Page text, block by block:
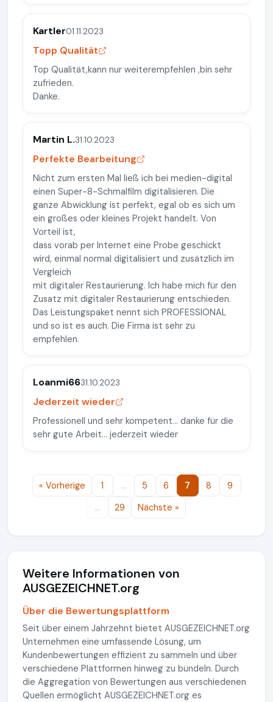
Kartler01.11.2023
Topp Qualität
Top Qualität,kann nur weiterempfehlen ,bin sehr
zufrieden.
Danke.
Martin L.31.10.2023
Perfekte Bearbeitung
Nicht zum ersten Mal ließ ich bei medien-digital
einen Super-8-Schmalfilm digitalisieren. Die
ganze Abwicklung ist perfekt, egal ob es sich um
ein großes oder kleines Projekt handelt. Von
Vorteil ist,
dass vorab per Internet eine Probe geschickt
wird, einmal normal digitalisiert und zusätzlich im
Vergleich
mit digitaler Restaurierung. Ich habe mich für den
Zusatz mit digitaler Restaurierung entschieden.
Das Leistungspaket nennt sich PROFESSIONAL
und so ist es auch. Die Firma ist sehr zu
empfehlen.
Loanmi6631.10.2023
Jederzeit wieder
Professionell und sehr kompetent… danke für die
sehr gute Arbeit… jederzeit wieder
« Vorherige 1 … 5 6 7 8
9
…
29 Nächste »
Weitere Informationen von
AUSGEZEICHNET.org
Über die Bewertungsplattform
Seit über einem Jahrzehnt bietet AUSGEZEICHNET.org
Unternehmen eine umfassende Lösung, um
Kundenbewertungen effizient zu sammeln und über
verschiedene Plattformen hinweg zu bündeln. Durch
die Aggregation von Bewertungen aus verschiedenen
Quellen ermöglicht AUSGEZEICHNET.org es